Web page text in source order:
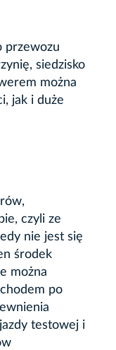
przewozu
siedzisko
można
jak i duże
czyli ze
nie jest się
środek
można
po
testowej i